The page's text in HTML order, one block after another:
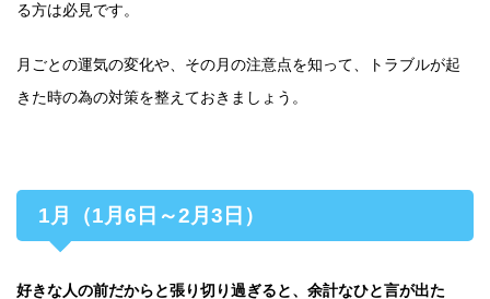
る方は必見です。
月ごとの運気の変化や、その月の注意点を知って、トラブルが起
きた時の為の対策を整えておきましょう。
1月（1月6日～2月3日）
好きな人の前だからと張り切り過ぎると、余計なひと言が出た